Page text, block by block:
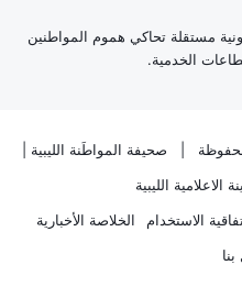
مستقلة تحاكي هموم المواطنين
الخدمية.
صحيفة المواطَنة الليبية
الاعلامية الليبية
الاستخدام
الخلاصة الأخبارية